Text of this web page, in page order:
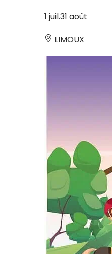
1 juil.31 août
LIMOUX